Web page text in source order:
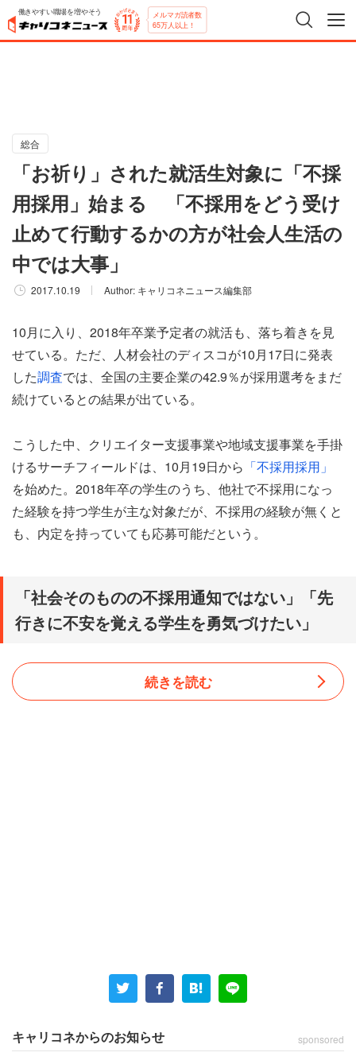
働きやすい職場を増やそう メルマガ読者数
65万人以上！
総合
「お祈り」された就活生対象に「不採
用採用」始まる 「不採用をどう受け
止めて行動するかの方が社会人生活の
中では大事」
2017.10.19 Author: キャリコネニュース編集部
10月に入り、2018年卒業予定者の就活も、落ち着きを見
せている。ただ、人材会社のディスコが10月17日に発表
した調査では、全国の主要企業の42.9％が採用選考をまだ
続けているとの結果が出ている。
こうした中、クリエイター支援事業や地域支援事業を手掛
けるサーチフィールドは、10月19日から 「不採用採用」
を始めた。2018年卒の学生のうち、他社で不採用になっ
た経験を持つ学生が主な対象だが、不採用の経験が無くと
も、内定を持っていても応募可能だという。
「社会そのものの不採用通知ではない」「先
行きに不安を覚える学生を勇気づけたい」
続きを読む
キャリコネからのお知らせ sponsored